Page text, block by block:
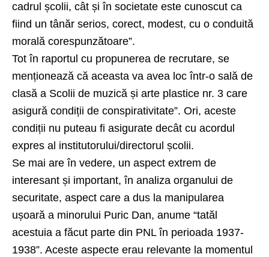
cadrul școlii, cât și în societate este cunoscut ca
fiind un tânăr serios, corect, modest, cu o conduită
morală corespunzătoare”.
Tot în raportul cu propunerea de recrutare, se
menționează că aceasta va avea loc într-o sală de
clasă a Scolii de muzică și arte plastice nr. 3 care
asigură condiții de conspirativitate”. Ori, aceste
condiții nu puteau fi asigurate decât cu acordul
expres al institutorului/directorul școlii.
Se mai are în vedere, un aspect extrem de
interesant și important, în analiza organului de
securitate, aspect care a dus la manipularea
ușoară a minorului Puric Dan, anume “tatăl
acestuia a făcut parte din PNL în perioada 1937-
1938”. Aceste aspecte erau relevante la momentul